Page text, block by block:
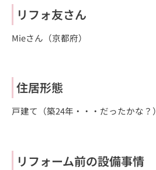
リフォ友さん
Mieさん（京都府）
住居形態
戸建て（築24年・・・だったかな？）
リフォーム前の設備事情